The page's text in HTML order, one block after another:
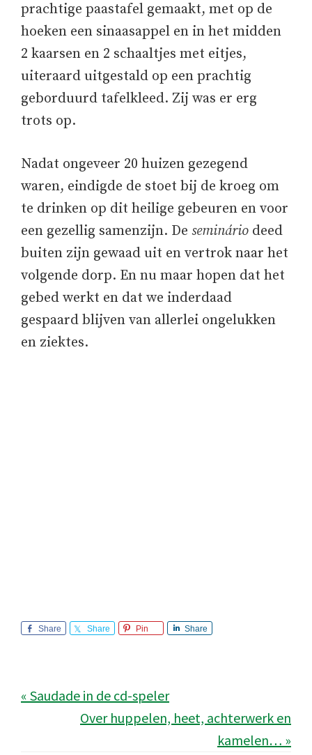
prachtige paastafel gemaakt, met op de
hoeken een sinaasappel en in het midden
2 kaarsen en 2 schaaltjes met eitjes,
uiteraard uitgestald op een prachtig
geborduurd tafelkleed. Zij was er erg
trots op.
Nadat ongeveer 20 huizen gezegend
waren, eindigde de stoet bij de kroeg om
te drinken op dit heilige gebeuren en voor
een gezellig samenzijn. De seminário deed
buiten zijn gewaad uit en vertrok naar het
volgende dorp. En nu maar hopen dat het
gebed werkt en dat we inderdaad
gespaard blijven van allerlei ongelukken
en ziektes.
Share Share Pin Share
« Saudade in de cd-speler
Over huppelen, heet, achterwerk en
kamelen… »